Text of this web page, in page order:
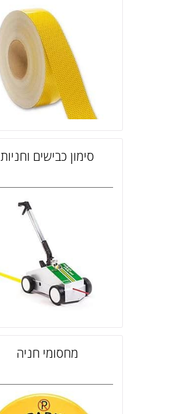
סימון כבישים וחניות
מחסומי חניה